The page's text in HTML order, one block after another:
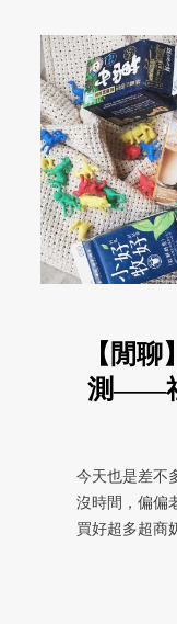
【閒
測——
今天也是差不
沒時間，偏偏
買好超多超商